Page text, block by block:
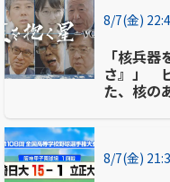
8/7(金)
「核兵
さ』」
た、核の
8/7(金)